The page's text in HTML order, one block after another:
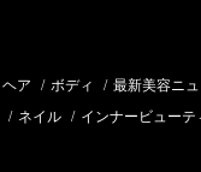
ヘア / ボディ / 最新美容ニ
/ ネイル / インナービューテ